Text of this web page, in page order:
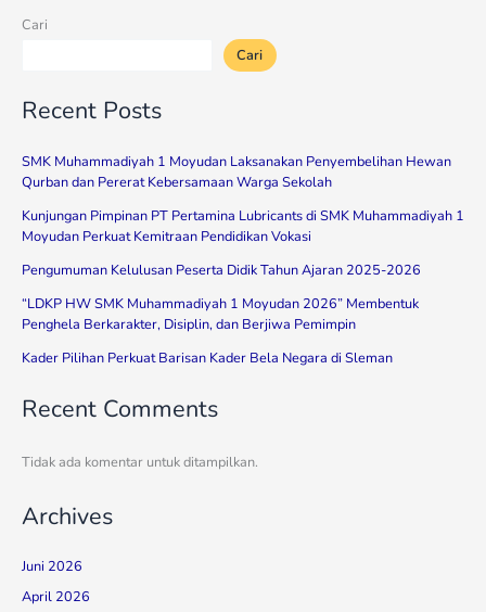
Cari
Cari
Recent Posts
SMK Muhammadiyah 1 Moyudan Laksanakan Penyembelihan Hewan
Qurban dan Pererat Kebersamaan Warga Sekolah
Kunjungan Pimpinan PT Pertamina Lubricants di SMK Muhammadiyah 1
Moyudan Perkuat Kemitraan Pendidikan Vokasi
Pengumuman Kelulusan Peserta Didik Tahun Ajaran 2025-2026
“LDKP HW SMK Muhammadiyah 1 Moyudan 2026” Membentuk
Penghela Berkarakter, Disiplin, dan Berjiwa Pemimpin
Kader Pilihan Perkuat Barisan Kader Bela Negara di Sleman
Recent Comments
Tidak ada komentar untuk ditampilkan.
Archives
Juni 2026
April 2026